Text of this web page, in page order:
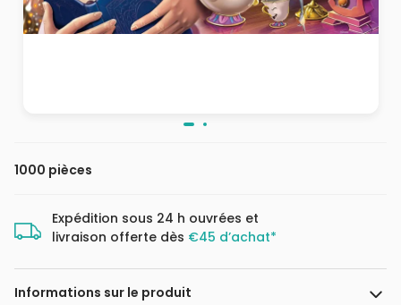
1000 pièces
Expédition sous 24 h ouvrées et
livraison offerte dès €45 d’achat*
Informations sur le produit